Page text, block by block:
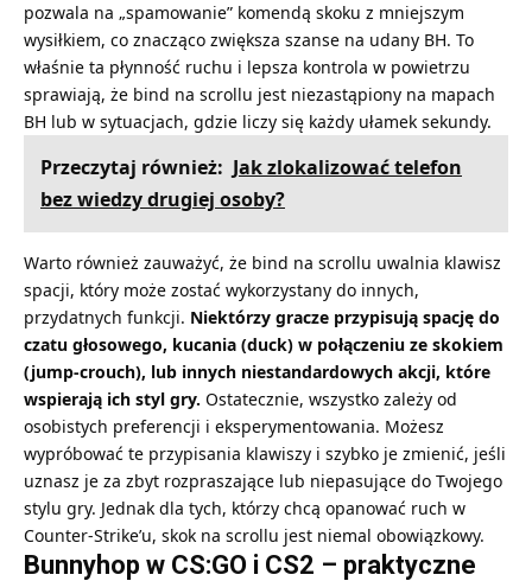
pozwala na „spamowanie” komendą skoku z mniejszym
wysiłkiem, co znacząco zwiększa szanse na udany BH. To
właśnie ta płynność ruchu i lepsza kontrola w powietrzu
sprawiają, że bind na scrollu jest niezastąpiony na mapach
BH lub w sytuacjach, gdzie liczy się każdy ułamek sekundy.
Przeczytaj również: Jak zlokalizować telefon
bez wiedzy drugiej osoby?
Warto również zauważyć, że bind na scrollu uwalnia klawisz
spacji, który może zostać wykorzystany do innych,
przydatnych funkcji. Niektórzy gracze przypisują spację do
czatu głosowego, kucania (duck) w połączeniu ze skokiem
(jump-crouch), lub innych niestandardowych akcji, które
wspierają ich styl gry. Ostatecznie, wszystko zależy od
osobistych preferencji i eksperymentowania. Możesz
wypróbować te przypisania klawiszy i szybko je zmienić, jeśli
uznasz je za zbyt rozpraszające lub niepasujące do Twojego
stylu gry. Jednak dla tych, którzy chcą opanować ruch w
Counter-Strike’u, skok na scrollu jest niemal obowiązkowy.
Bunnyhop w CS:GO i CS2 – praktyczne